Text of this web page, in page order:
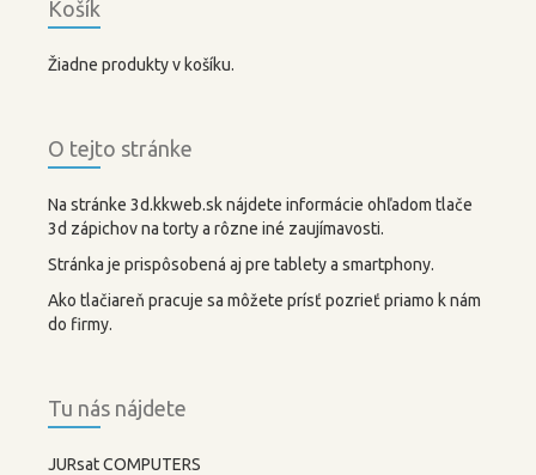
Košík
Žiadne produkty v košíku.
O tejto stránke
Na stránke 3d.kkweb.sk nájdete informácie ohľadom tlače
3d zápichov na torty a rôzne iné zaujímavosti.
Stránka je prispôsobená aj pre tablety a smartphony.
Ako tlačiareň pracuje sa môžete prísť pozrieť priamo k nám
do firmy.
Tu nás nájdete
JURsat COMPUTERS